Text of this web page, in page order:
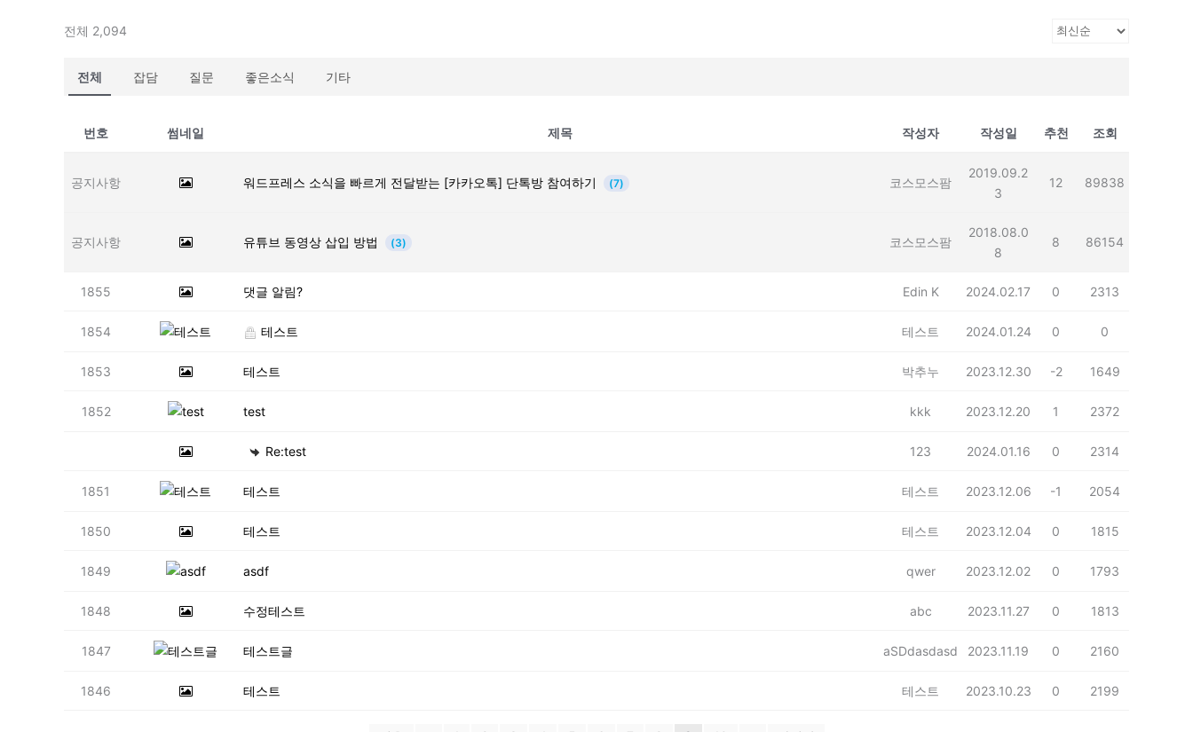
전체 2,094
전체 잡담 질문 좋은소식 기타
번호 썸네일 제목 작성자 작성일 추천 조회
공지사항 워드프레스 소식을 빠르게 전달받는 [카카오톡] 단톡방 참여하기 (7) 코스모스팜
2019.09.2
3
12 89838
공지사항 유튜브 동영상 삽입 방법 (3) 코스모스팜
2018.08.0
8
8 86154
1855 댓글 알림? Edin K 2024.02.17 0 2313
1854 테스트 테스트 2024.01.24 0 0
1853 테스트 박추누 2023.12.30 -2 1649
1852 test kkk 2023.12.20 1 2372
Re:test 123 2024.01.16 0 2314
1851 테스트 테스트 2023.12.06 -1 2054
1850 테스트 테스트 2023.12.04 0 1815
1849 asdf qwer 2023.12.02 0 1793
1848 수정테스트 abc 2023.11.27 0 1813
1847 테스트글 aSDdasdasd 2023.11.19 0 2160
1846 테스트 테스트 2023.10.23 0 2199